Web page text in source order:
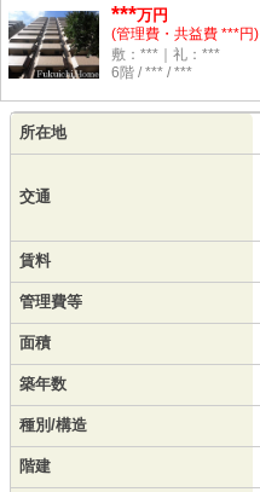
***万円
(管理費・共益費 ***円)
敷：***｜礼：***
6階 / *** / ***
所在地
交通
賃料
管理費等
面積
築年数
種別/構造
階建